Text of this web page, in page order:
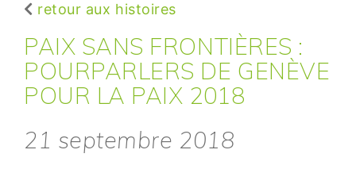
retour aux histoires
PAIX SANS FRONTIÈRES :
POURPARLERS DE GENÈVE
POUR LA PAIX 2018
21 septembre 2018